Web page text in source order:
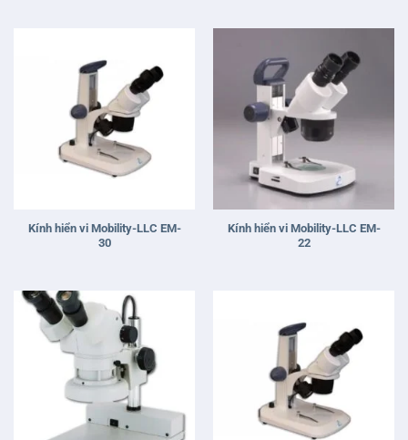
Kính hiển vi Mobility-LLC EM-
30
Kính hiển vi Mobility-LLC EM-
22